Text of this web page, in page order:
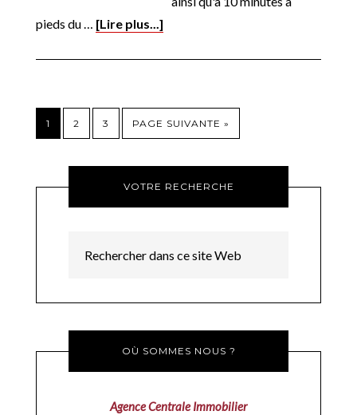
pieds du … [Lire plus...]
1 2 3 PAGE SUIVANTE »
VOTRE RECHERCHE
OÙ SOMMES NOUS ?
Agence Centrale Immobilier